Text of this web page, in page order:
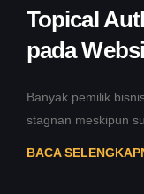
Topical
pada
Banyak pemilik
stagnan meskipun
BACA